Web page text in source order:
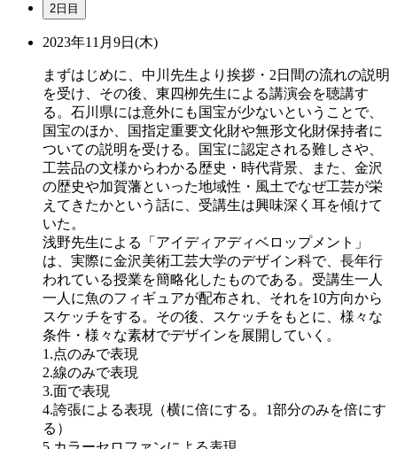
2日目
2023年11月9日(木)
まずはじめに、中川先生より挨拶・2日間の流れの説明
を受け、その後、東四栁先生による講演会を聴講す
る。石川県には意外にも国宝が少ないということで、
国宝のほか、国指定重要文化財や無形文化財保持者に
ついての説明を受ける。国宝に認定される難しさや、
工芸品の文様からわかる歴史・時代背景、また、金沢
の歴史や加賀藩といった地域性・風土でなぜ工芸が栄
えてきたかという話に、受講生は興味深く耳を傾けて
いた。
浅野先生による「アイディアディベロップメント」
は、実際に金沢美術工芸大学のデザイン科で、長年行
われている授業を簡略化したものである。受講生一人
一人に魚のフィギュアが配布され、それを10方向から
スケッチをする。その後、スケッチをもとに、様々な
条件・様々な素材でデザインを展開していく。
1.点のみで表現
2.線のみで表現
3.面で表現
4.誇張による表現（横に倍にする。1部分のみを倍にす
る）